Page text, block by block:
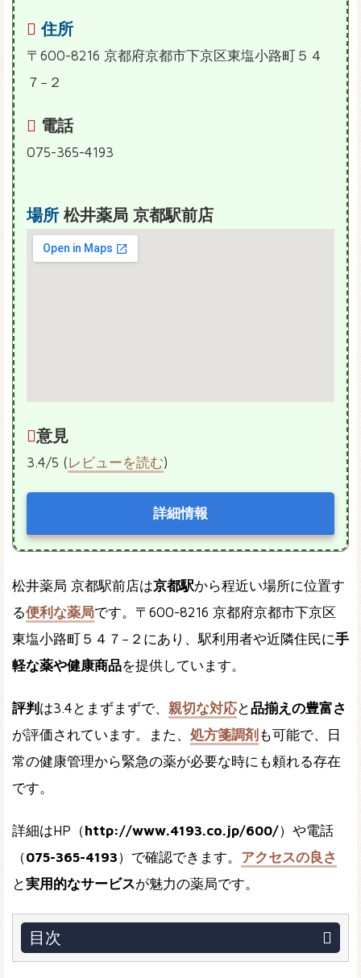
住所
〒600-8216 京都府京都市下京区東塩小路町５４
７−２
電話
075-365-4193
場所 松井薬局 京都駅前店
意見
3.4/5 (レビューを読む)
詳細情報
松井薬局 京都駅前店は京都駅から程近い場所に位置す
る便利な薬局です。〒600-8216 京都府京都市下京区
東塩小路町５４７−２にあり、駅利用者や近隣住民に手
軽な薬や健康商品を提供しています。
評判 は3.4とまずまずで、 親切な対応と品揃えの豊富さ
が評価されています。また、 処方箋調剤 も可能で、日
常の健康管理から緊急の薬が必要な時にも頼れる存在
です。
詳細はHP（http://www.4193.co.jp/600/）や電話
（075-365-4193）で確認できます。 アクセスの良さ
と実用的なサービスが魅力の薬局です。
目次